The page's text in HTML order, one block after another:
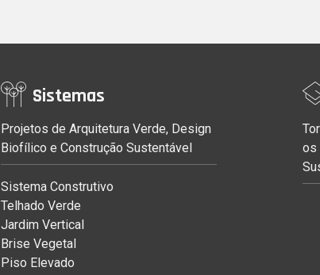
Sistemas
Projetos de Arquitetura Verde, Design
Biofílico e Construção Sustentável
Sistema Construtivo
Telhado Verde
Jardim Vertical
Brise Vegetal
Piso Elevado
os